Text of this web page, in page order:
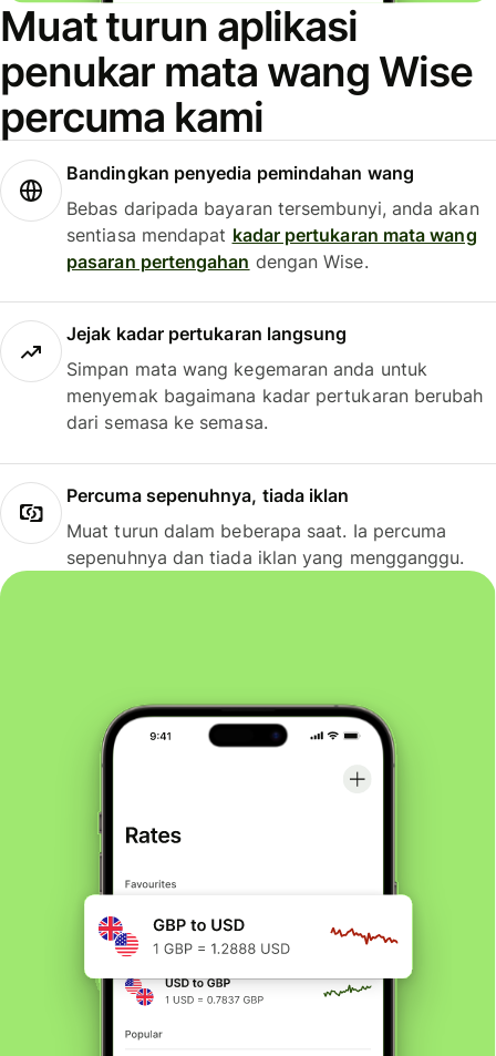
Muat turun aplikasi
penukar mata wang Wise
percuma kami
Bandingkan penyedia pemindahan wang
Bebas daripada bayaran tersembunyi, anda akan
sentiasa mendapat kadar pertukaran mata wang
pasaran pertengahan dengan Wise.
Jejak kadar pertukaran langsung
Simpan mata wang kegemaran anda untuk
menyemak bagaimana kadar pertukaran berubah
dari semasa ke semasa.
Percuma sepenuhnya, tiada iklan
Muat turun dalam beberapa saat. Ia percuma
sepenuhnya dan tiada iklan yang mengganggu.